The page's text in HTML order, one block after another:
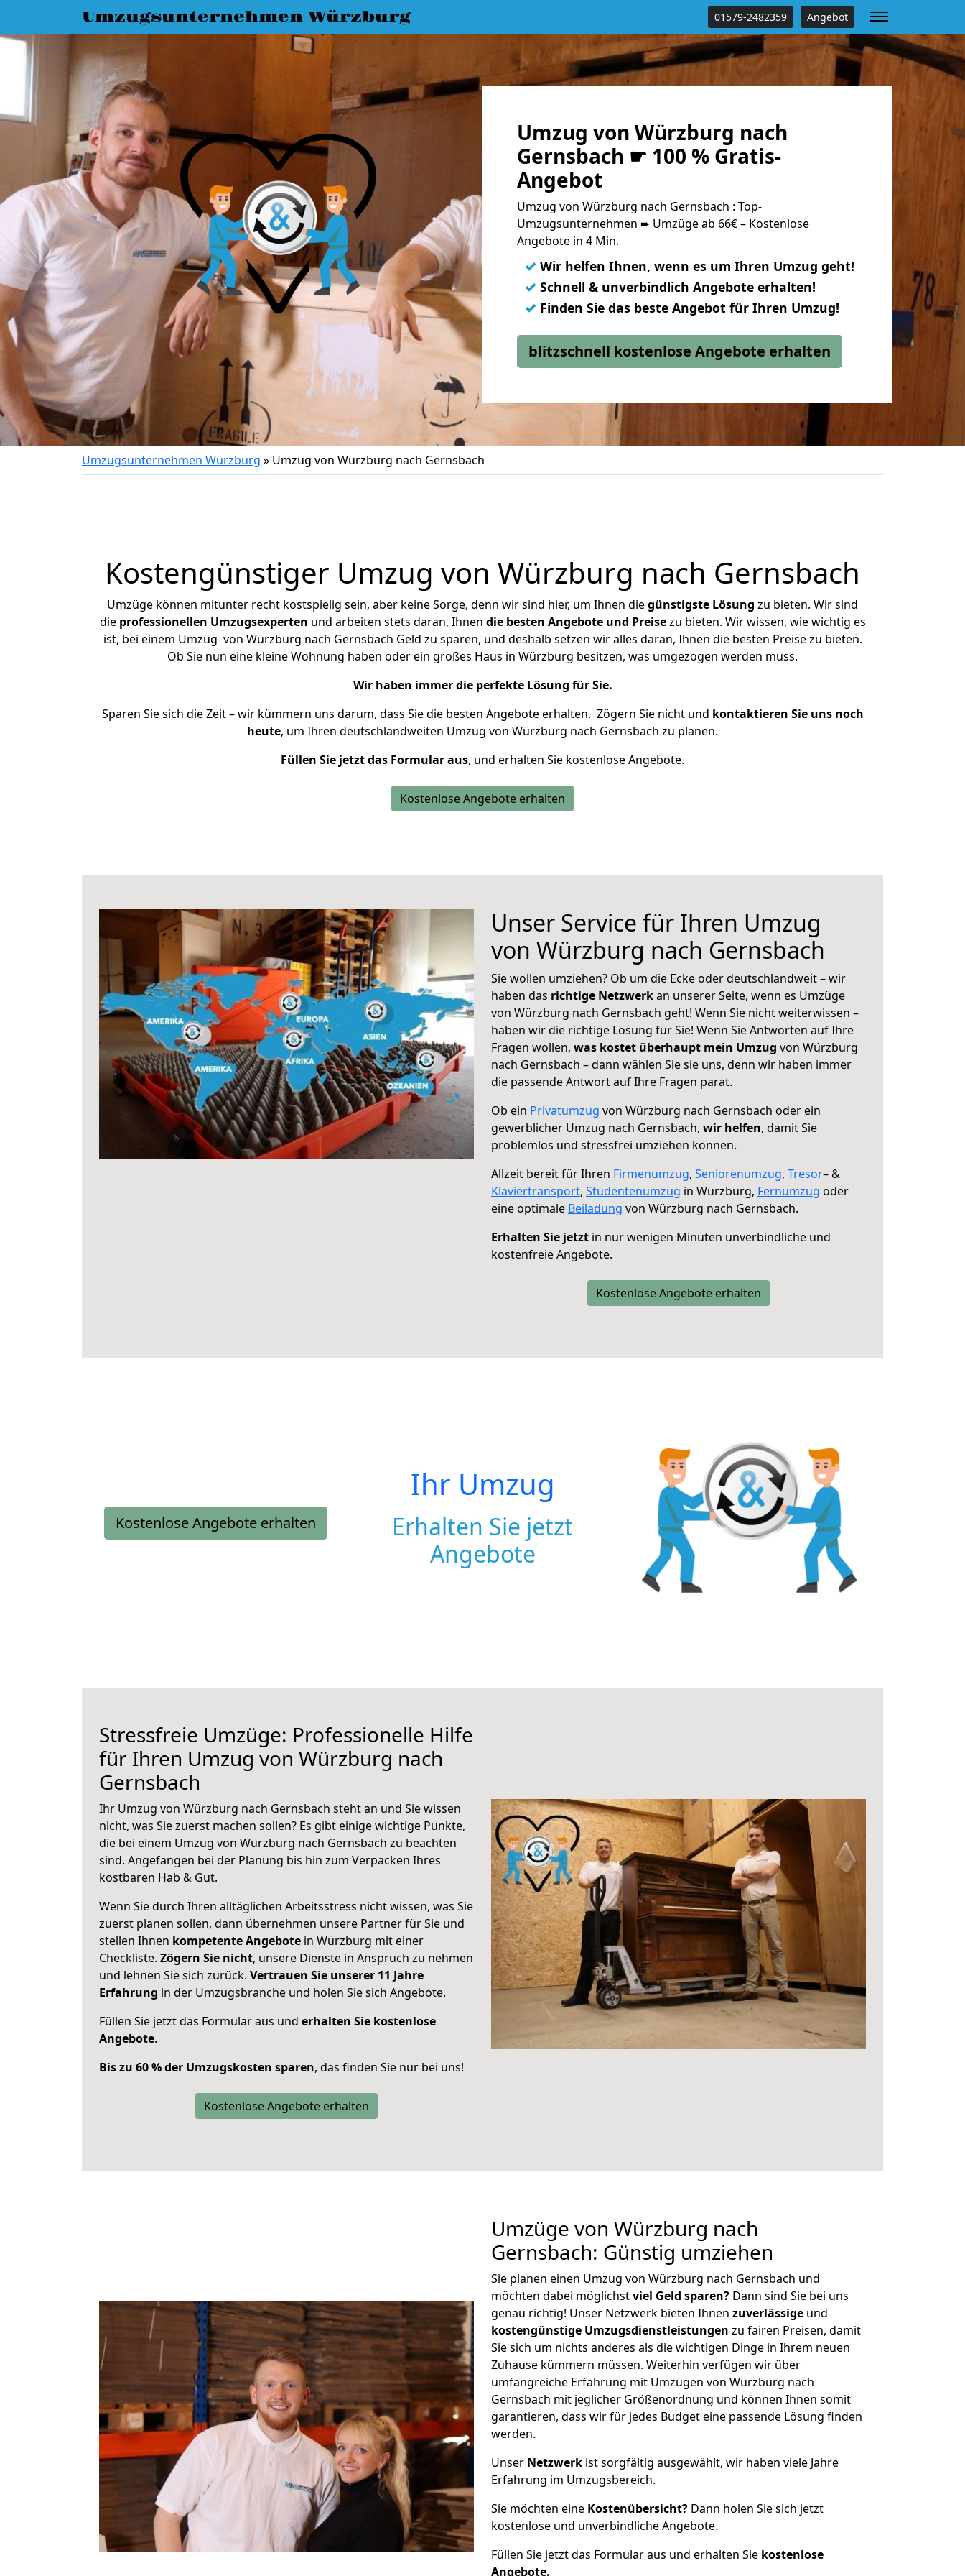
Umzugsunternehmen Würzburg 01579-2482359 Angebot
Umzug von Würzburg nach
Gernsbach ☛ 100 % Gratis-
Angebot
Umzug von Würzburg nach Gernsbach : Top-
Umzugsunternehmen ➨ Umzüge ab 66€ – Kostenlose
Angebote in 4 Min.
✓ Wir helfen Ihnen, wenn es um Ihren Umzug geht!
✓ Schnell & unverbindlich Angebote erhalten!
✓ Finden Sie das beste Angebot für Ihren Umzug!
blitzschnell kostenlose Angebote erhalten
Umzugsunternehmen Würzburg » Umzug von Würzburg nach Gernsbach
Kostengünstiger Umzug von Würzburg nach Gernsbach
Umzüge können mitunter recht kostspielig sein, aber keine Sorge, denn wir sind hier, um Ihnen diegünstigste Lösung zu bieten. Wir sind
die professionellen Umzugsexperten und arbeiten stets daran, Ihnen die besten Angebote und Preisezu bieten. Wir wissen, wie wichtig es
ist, bei einem Umzug von Würzburg nach Gernsbach Geld zu sparen, und deshalb setzen wir alles daran, Ihnen die besten Preise zu bieten.
Ob Sie nun eine kleine Wohnung haben oder ein großes Haus in Würzburg besitzen, was umgezogen werden muss.
Wir haben immer die perfekte Lösung für Sie.
Sparen Sie sich die Zeit – wir kümmern uns darum, dass Sie die besten Angebote erhalten. Zögern Sie nicht und kontaktieren Sie uns noch
heute, um Ihren deutschlandweiten Umzug von Würzburg nach Gernsbach zu planen.
Füllen Sie jetzt das Formular aus, und erhalten Sie kostenlose Angebote.
Kostenlose Angebote erhalten
Unser Service für Ihren Umzug
von Würzburg nach Gernsbach
Sie wollen umziehen? Ob um die Ecke oder deutschlandweit – wir
haben das richtige Netzwerkan unserer Seite, wenn es Umzüge
von Würzburg nach Gernsbach geht! Wenn Sie nicht weiterwissen –
haben wir die richtige Lösung für Sie! Wenn Sie Antworten auf Ihre
Fragen wollen, was kostet überhaupt mein Umzug von Würzburg
nach Gernsbach – dann wählen Sie sie uns, denn wir haben immer
die passende Antwort auf Ihre Fragen parat.
Ob ein Privatumzug von Würzburg nach Gernsbach oder ein
gewerblicher Umzug nach Gernsbach, wir helfen, damit Sie
problemlos und stressfrei umziehen können.
Allzeit bereit für Ihren Firmenumzug, Seniorenumzug, Tresor– &
Klaviertransport, Studentenumzug in Würzburg, Fernumzug oder
eine optimale Beiladung von Würzburg nach Gernsbach.
Erhalten Sie jetzt in nur wenigen Minuten unverbindliche und
kostenfreie Angebote.
Kostenlose Angebote erhalten
Kostenlose Angebote erhalten
Ihr Umzug
Erhalten Sie jetzt
Angebote
Stressfreie Umzüge: Professionelle Hilfe
für Ihren Umzug von Würzburg nach
Gernsbach
Ihr Umzug von Würzburg nach Gernsbach steht an und Sie wissen
nicht, was Sie zuerst machen sollen? Es gibt einige wichtige Punkte,
die bei einem Umzug von Würzburg nach Gernsbach zu beachten
sind. Angefangen bei der Planung bis hin zum Verpacken Ihres
kostbaren Hab & Gut.
Wenn Sie durch Ihren alltäglichen Arbeitsstress nicht wissen, was Sie
zuerst planen sollen, dann übernehmen unsere Partner für Sie und
stellen Ihnen kompetente Angebote in Würzburg mit einer
Checkliste. Zögern Sie nicht, unsere Dienste in Anspruch zu nehmen
und lehnen Sie sich zurück. Vertrauen Sie unserer 11 Jahre
Erfahrung in der Umzugsbranche und holen Sie sich Angebote.
Füllen Sie jetzt das Formular aus und erhalten Sie kostenlose
Angebote.
Bis zu 60 % der Umzugskosten sparen, das finden Sie nur bei uns!
Kostenlose Angebote erhalten
Umzüge von Würzburg nach
Gernsbach: Günstig umziehen
Sie planen einen Umzug von Würzburg nach Gernsbach und
möchten dabei möglichstviel Geld sparen? Dann sind Sie bei uns
genau richtig! Unser Netzwerk bieten Ihnen zuverlässige und
kostengünstige Umzugsdienstleistungen zu fairen Preisen, damit
Sie sich um nichts anderes als die wichtigen Dinge in Ihrem neuen
Zuhause kümmern müssen. Weiterhin verfügen wir über
umfangreiche Erfahrung mit Umzügen von Würzburg nach
Gernsbach mit jeglicher Größenordnung und können Ihnen somit
garantieren, dass wir für jedes Budget eine passende Lösung finden
werden.
Unser Netzwerk ist sorgfältig ausgewählt, wir haben viele Jahre
Erfahrung im Umzugsbereich.
Sie möchten eine Kostenübersicht? Dann holen Sie sich jetzt
kostenlose und unverbindliche Angebote.
Füllen Sie jetzt das Formular aus und erhalten Sie kostenlose
Angebote.